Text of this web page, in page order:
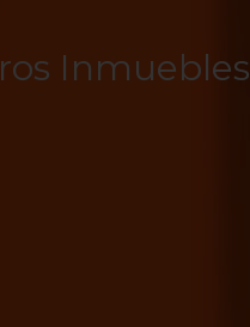
Inmuebles